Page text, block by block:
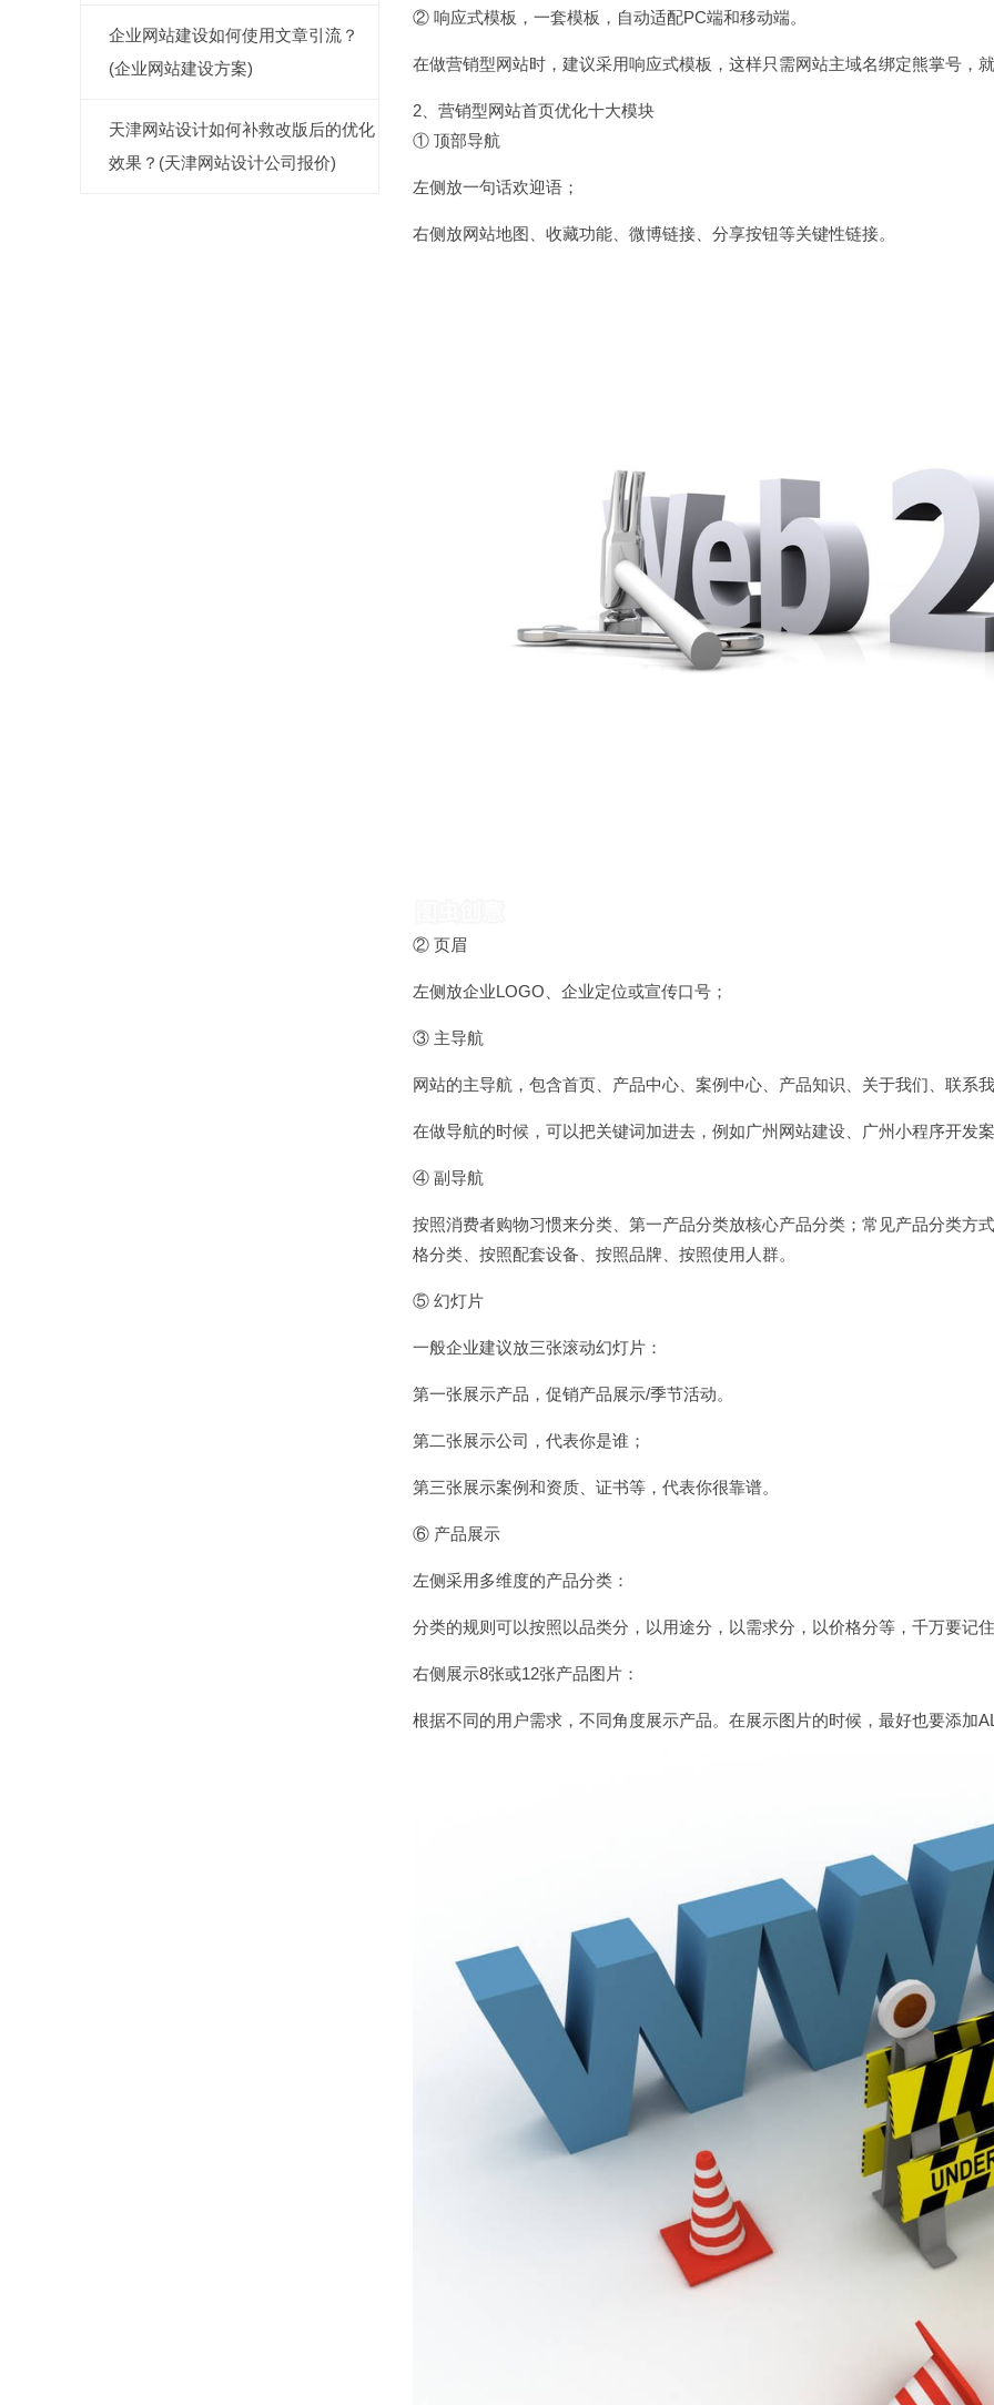
企业网站建设如何使用文章引流？
(企业网站建设方案)
天津网站设计如何补救改版后的优化
效果？(天津网站设计公司报价)
② 响应式模板，一套模板，自动适配PC端和移动端。
在做营销型网站时，建议采用响应式模板，这样只需网站主域名绑定熊掌号，
2、营销型网站首页优化十大模块
① 顶部导航
左侧放一句话欢迎语；
右侧放网站地图、收藏功能、微博链接、分享按钮等关键性链接。
② 页眉
左侧放企业LOGO、企业定位或宣传口号；
③ 主导航
网站的主导航，包含首页、产品中心、案例中心、产品知识、关于我们、联系我
在做导航的时候，可以把关键词加进去，例如广州 网站建设 、广州小程序开发
④ 副导航
按照消费者购物习惯来分类、第一产品分类放核心产品分类；常见产品分类方
格分类、按照配套设备、按照品牌、按照使用人群。
⑤ 幻灯片
一般企业建议放三张滚动幻灯片：
第一张展示产品，促销产品展示/季节活动。
第二张展示公司，代表你是谁；
第三张展示案例和资质、证书等，代表你很靠谱。
⑥ 产品展示
左侧采用多维度的产品分类：
分类的规则可以按照以品类分，以用途分，以需求分，以价格分等，千万要记
右侧展示8张或12张产品图片：
根据不同的用户需求，不同角度展示产品。在展示图片的时候，最好也要添加